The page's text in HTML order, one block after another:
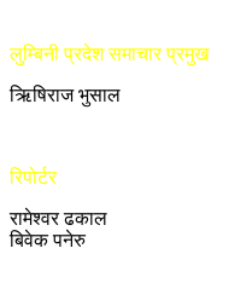
लुम्बिनी प्रदेश समाचार प्रमुख
ऋिषिराज भुसाल
रिपोर्टर
रामेश्वर ढकाल
बिवेक पनेरु